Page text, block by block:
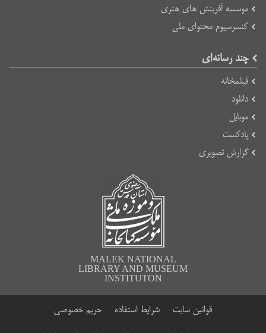
موسسه آفرینش های هنری
کنسرسیوم محتوای ملی
چند رسانه‌ای
فیلمخانه
دانلود
موبایل
پادکست
گزارش تصویری
MALEK NATIONAL
LIBRARY AND MUSEUM
INSTITUTON
قوانین سایت شرایط استفاده حریم خصوصی